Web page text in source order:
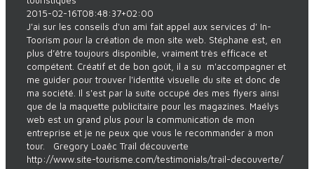
2015-02-16T08:48:37+02:00
J'ai sur les conseils d'un ami fait appel aux services d' In-
Toorism pour la création de mon site web. Stéphane est, en
plus d’être toujours disponible, vraiment très efficace et
compétent. Créatif et de bon goût, il a su m'accompagner et
me guider pour trouver l'identité visuelle du site et donc de
ma société. Il s'est par la suite occupé des mes flyers ainsi
que de la maquette publicitaire pour les magazines. Maélys
web est un grand plus pour la communication de mon
entreprise et je ne peux que vous le recommander à mon
tour. Gregory Loaëc Trail découverte
http://www.site-tourisme.com/testimonials/trail-decouverte/